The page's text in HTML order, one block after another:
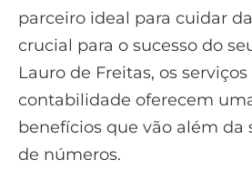
parceiro ideal para cuidar
crucial para o sucesso do
Lauro de Freitas, os serviços
contabilidade oferecem
benefícios que vão além da
de números.